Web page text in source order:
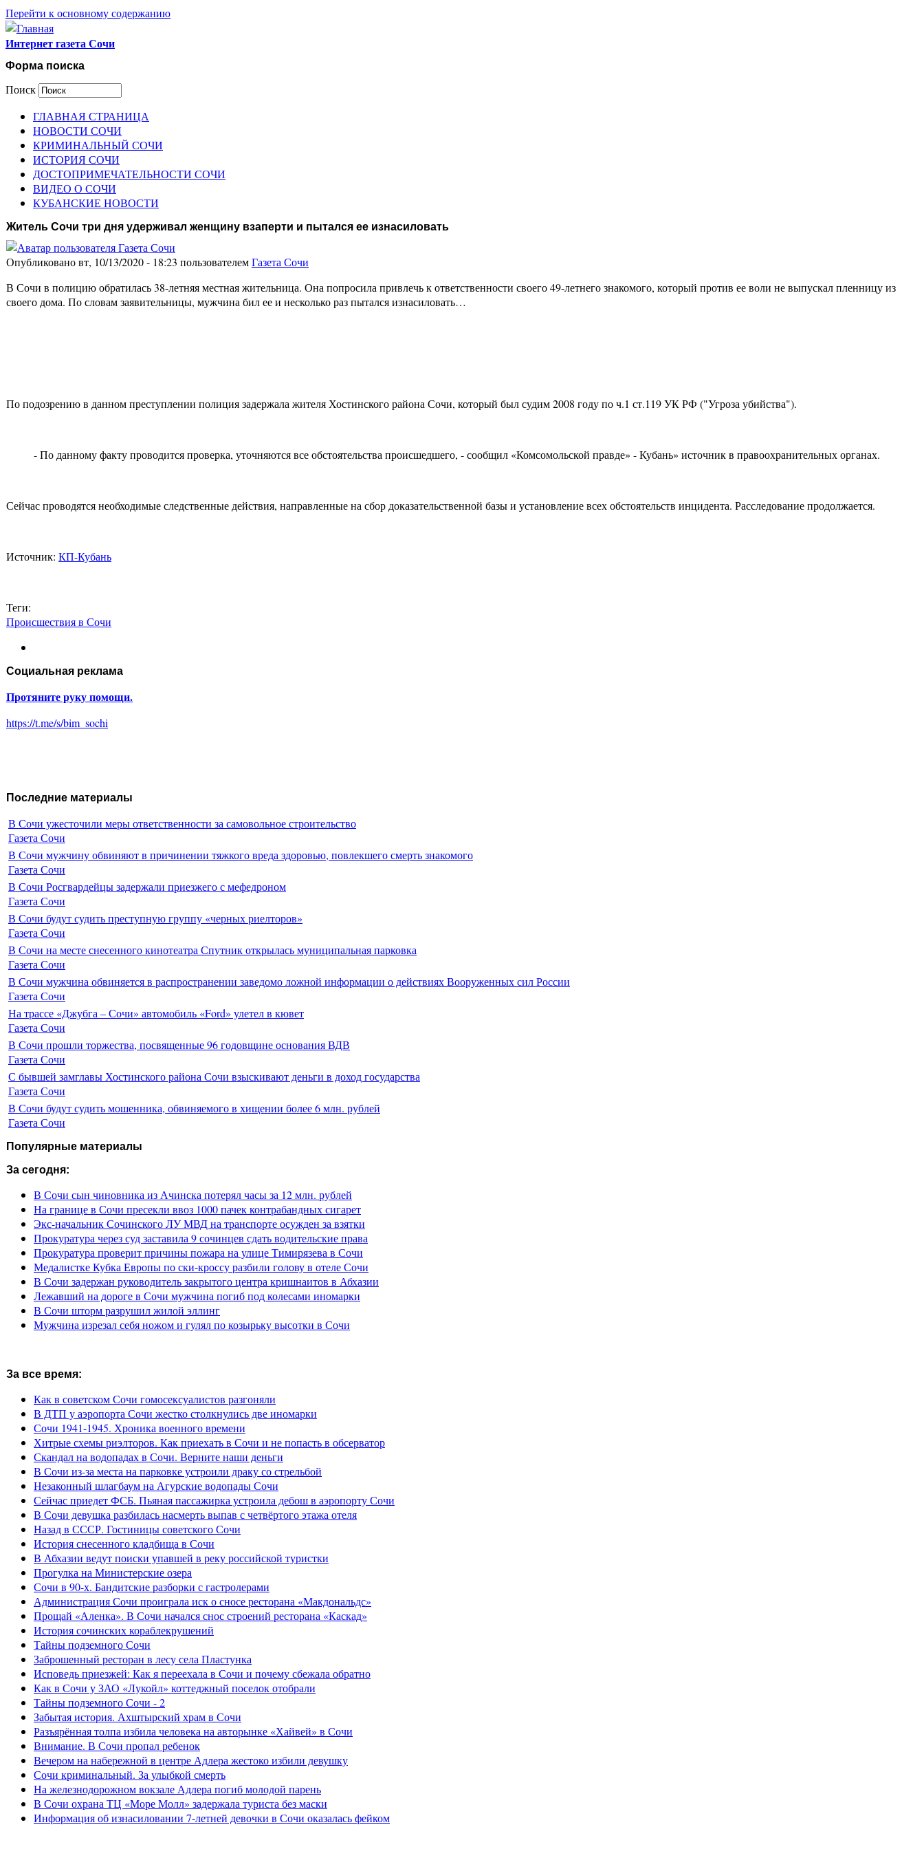
Перейти к основному содержанию
Интернет газета Сочи
Форма поиска
Поиск
ГЛАВНАЯ СТРАНИЦА
НОВОСТИ СОЧИ
КРИМИНАЛЬНЫЙ СОЧИ
ИСТОРИЯ СОЧИ
ДОСТОПРИМЕЧАТЕЛЬНОСТИ СОЧИ
ВИДЕО О СОЧИ
КУБАНСКИЕ НОВОСТИ
Житель Сочи три дня удерживал женщину взаперти и пытался ее изнасиловать
Опубликовано вт, 10/13/2020 - 18:23 пользователемГазета Сочи
В Сочи в полицию обратилась 38-летняя местная жительница. Она попросила привлечь к ответственности своего 49-летнего знакомого, который против ее воли не выпускал пленницу из
своего дома. По словам заявительницы, мужчина бил ее и несколько раз пытался изнасиловать…
По подозрению в данном преступлении полиция задержала жителя Хостинского района Сочи, который был судим 2008 году по ч.1 ст.119 УК РФ ("Угроза убийства").
- По данному факту проводится проверка, уточняются все обстоятельства происшедшего, - сообщил «Комсомольской правде» - Кубань» источник в правоохранительных органах.
Сейчас проводятся необходимые следственные действия, направленные на сбор доказательственной базы и установление всех обстоятельств инцидента. Расследование продолжается.
Источник: КП-Кубань
Теги:
Происшествия в Сочи
Социальная реклама
Протяните руку помощи.
https://t.me/s/bim_sochi
Последние материалы
В Сочи ужесточили меры ответственности за самовольное строительство
Газета Сочи
В Сочи мужчину обвиняют в причинении тяжкого вреда здоровью, повлекшего смерть знакомого
Газета Сочи
В Сочи Росгвардейцы задержали приезжего с мефедроном
Газета Сочи
В Сочи будут судить преступную группу «черных риелторов»
Газета Сочи
В Сочи на месте снесенного кинотеатра Спутник открылась муниципальная парковка
Газета Сочи
В Сочи мужчина обвиняется в распространении заведомо ложной информации о действиях Вооруженных сил России
Газета Сочи
На трассе «Джубга – Сочи» автомобиль «Ford» улетел в кювет
Газета Сочи
В Сочи прошли торжества, посвященные 96 годовщине основания ВДВ
Газета Сочи
С бывшей замглавы Хостинского района Сочи взыскивают деньги в доход государства
Газета Сочи
В Сочи будут судить мошенника, обвиняемого в хищении более 6 млн. рублей
Газета Сочи
Популярные материалы
За сегодня:
В Сочи сын чиновника из Ачинска потерял часы за 12 млн. рублей
На границе в Сочи пресекли ввоз 1000 пачек контрабандных сигарет
Экс-начальник Сочинского ЛУ МВД на транспорте осужден за взятки
Прокуратура через суд заставила 9 сочинцев сдать водительские права
Прокуратура проверит причины пожара на улице Тимирязева в Сочи
Медалистке Кубка Европы по ски-кроссу разбили голову в отеле Сочи
В Сочи задержан руководитель закрытого центра кришнаитов в Абхазии
Лежавший на дороге в Сочи мужчина погиб под колесами иномарки
В Сочи шторм разрушил жилой эллинг
Мужчина изрезал себя ножом и гулял по козырьку высотки в Сочи
За все время:
Как в советском Сочи гомосексуалистов разгоняли
В ДТП у аэропорта Сочи жестко столкнулись две иномарки
Сочи 1941-1945. Хроника военного времени
Хитрые схемы риэлторов. Как приехать в Сочи и не попасть в обсерватор
Скандал на водопадах в Сочи. Верните наши деньги
В Сочи из-за места на парковке устроили драку со стрельбой
Незаконный шлагбаум на Агурские водопады Сочи
Сейчас приедет ФСБ. Пьяная пассажирка устроила дебош в аэропорту Сочи
В Сочи девушка разбилась насмерть выпав с четвёртого этажа отеля
Назад в СССР. Гостиницы советского Сочи
История снесенного кладбища в Сочи
В Абхазии ведут поиски упавшей в реку российской туристки
Прогулка на Министерские озера
Сочи в 90-х. Бандитские разборки с гастролерами
Администрация Сочи проиграла иск о сносе ресторана «Макдональдс»
Прощай «Аленка». В Сочи начался снос строений ресторана «Каскад»
История сочинских кораблекрушений
Тайны подземного Сочи
Заброшенный ресторан в лесу села Пластунка
Исповедь приезжей: Как я переехала в Сочи и почему сбежала обратно
Как в Сочи у ЗАО «Лукойл» коттеджный поселок отобрали
Тайны подземного Сочи - 2
Забытая история. Ахштырский храм в Сочи
Разъярённая толпа избила человека на авторынке «Хайвей» в Сочи
Внимание. В Сочи пропал ребенок
Вечером на набережной в центре Адлера жестоко избили девушку
Сочи криминальный. За улыбкой смерть
На железнодорожном вокзале Адлера погиб молодой парень
В Сочи охрана ТЦ «Море Молл» задержала туриста без маски
Информация об изнасиловании 7-летней девочки в Сочи оказалась фейком